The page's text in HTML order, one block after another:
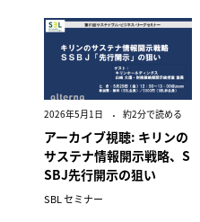
2026年5月1日 約2分で読める
アーカイブ視聴: キリンの
サステナ情報開示戦略、S
SBJ先行開示の狙い
SBL セミナー